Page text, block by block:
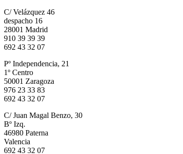
C/ Velázquez 46
despacho 16
28001 Madrid
910 39 39 39
692 43 32 07
Pº Independencia, 21
1º Centro
50001 Zaragoza
976 23 33 83
692 43 32 07
C/ Juan Magal Benzo, 30
Bº Izq.
46980 Paterna
Valencia
692 43 32 07